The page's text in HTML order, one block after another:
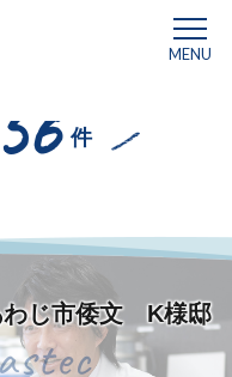
MENU
56 件
わじ市倭文 K様邸